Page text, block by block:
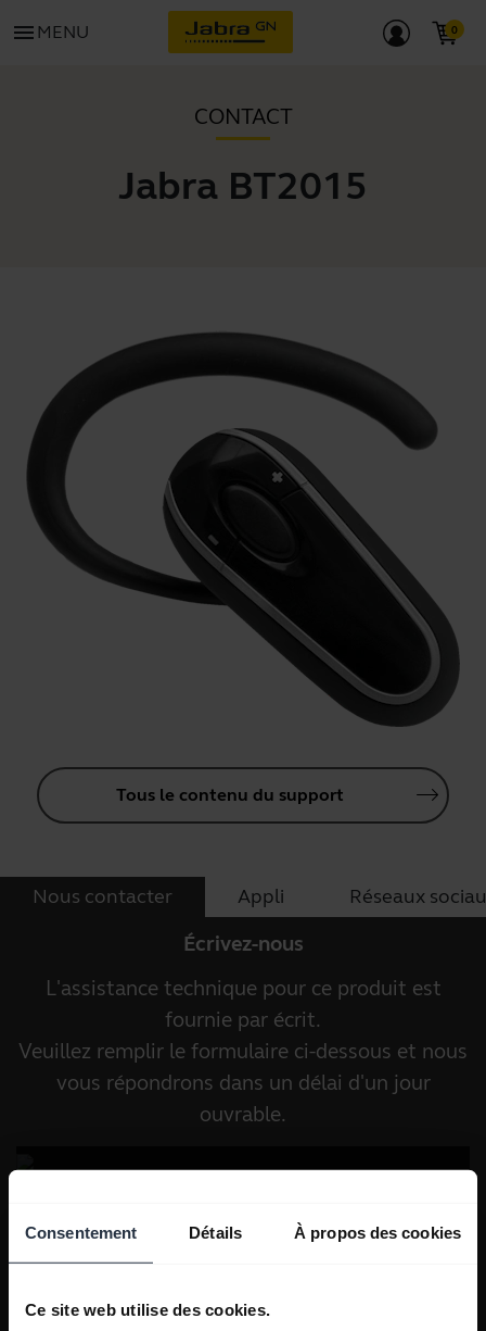
Consentement Détails À propos des cookies
Ce site web utilise des cookies.
menu MENU
CONTACT
Jabra BT2015
Tous le contenu du support
Nous contacter Appli Réseaux
Écrivez-nous
L'assistance technique pour ce produit est
fournie par écrit.
Veuillez remplir le formulaire ci-dessous et nous
vous répondrons dans un délai d'un jour
ouvrable.